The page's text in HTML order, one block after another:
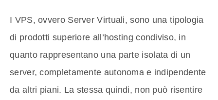
I VPS, ovvero Server Virtuali, sono una tipologia
di prodotti superiore all’hosting condiviso, in
quanto rappresentano una parte isolata di un
server, completamente autonoma e indipendente
da altri piani. La stessa quindi, non può risentire